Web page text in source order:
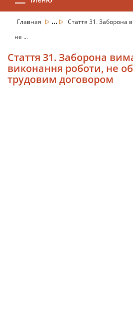
Главная ...
Стаття 31. Заборона
не ...
Стаття 31. Заборона
виконання роботи, не
трудовим договором